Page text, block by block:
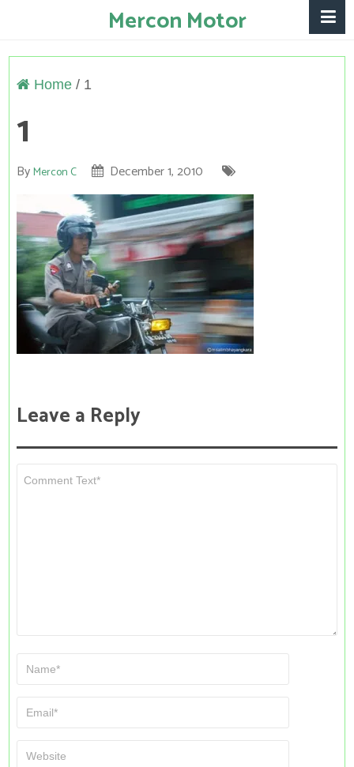
Mercon Motor
Home/ 1
1
ByMercon C December 1, 2010
Leave a Reply